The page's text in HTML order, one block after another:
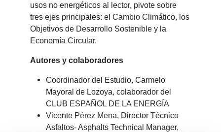
usos no energéticos al lector, pivote sobre
tres ejes principales: el Cambio Climático, los
Objetivos de Desarrollo Sostenible y la
Economía Circular.
Autores y colaboradores
Coordinador del Estudio, Carmelo
Mayoral de Lozoya, colaborador del
CLUB ESPAÑOL DE LA ENERGÍA
Vicente Pérez Mena, Director Técnico
Asfaltos- Asphalts Technical Manager,